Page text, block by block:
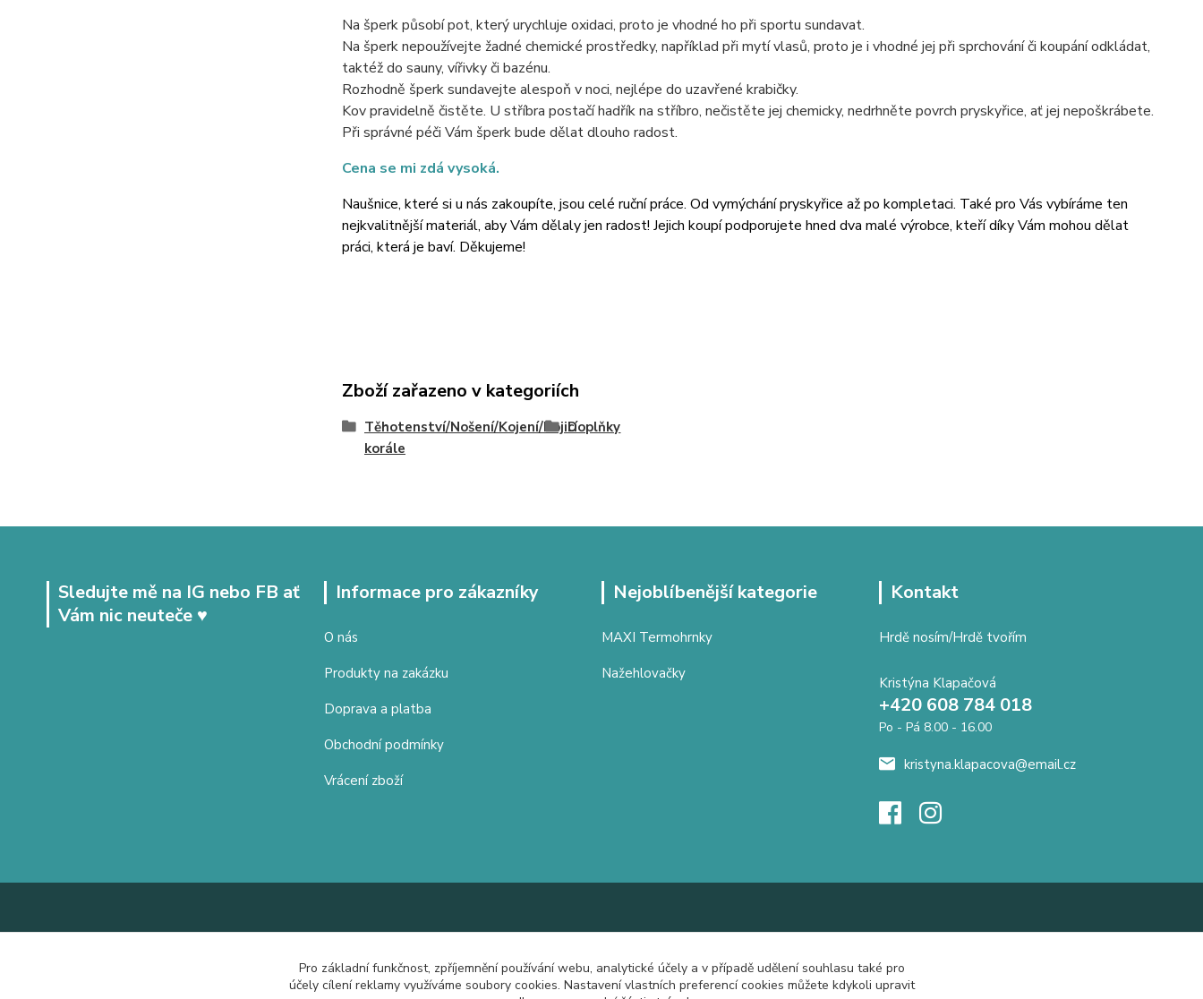
Na šperk působí pot, který urychluje oxidaci, proto je vhodné ho při sportu sundavat.
Na šperk nepoužívejte žadné chemické prostředky, například při mytí vlasů, proto je i vhodné jej při sprchování či koupání odkládat,
taktéž do sauny, vířivky či bazénu.
Rozhodně šperk sundavejte alespoň v noci, nejlépe do uzavřené krabičky.
Kov pravidelně čistěte. U stříbra postačí hadřík na stříbro, nečistěte jej chemicky, nedrhněte povrch pryskyřice, ať jej nepoškrábete.
Při správné péči Vám šperk bude dělat dlouho radost.
Cena se mi zdá vysoká.
Naušnice, které si u nás zakoupíte, jsou celé ruční práce. Od vymýchání pryskyřice až po kompletaci. Také pro Vás vybíráme ten
nejkvalitnější materiál, aby Vám dělaly jen radost! Jejich koupí podporujete hned dva malé výrobce, kteří díky Vám mohou dělat
práci, která je baví. Děkujeme!
Zboží zařazeno v kategoriích
Těhotenství/Nošení/Kojení/Kojicí
korále
Doplňky
Sledujte mě na IG nebo FB ať
Vám nic neuteče ♥
Informace pro zákazníky
O nás
Produkty na zakázku
Doprava a platba
Obchodní podmínky
Vrácení zboží
Nejoblíbenější kategorie
MAXI Termohrnky
Nažehlovačky
Kontakt
Hrdě nosím/Hrdě tvořím
Kristýna Klapačová
+420 608 784 018
Po - Pá 8.00 - 16.00
kristyna.klapacova@email.cz
Pro základní funkčnost, zpříjemnění používání webu, analytické účely a v případě udělení souhlasu také pro
účely cílení reklamy využíváme soubory cookies. Nastavení vlastních preferencí cookies můžete kdykoli upravit